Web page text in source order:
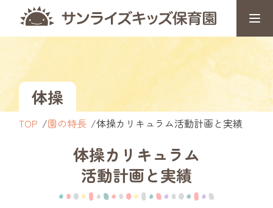
体操
TOP 園の特長 体操カリキュラム活動計画と実績
体操カリキュラム
活動計画と実績